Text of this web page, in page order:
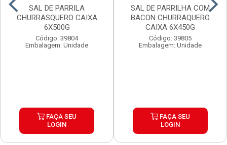
SAL DE PARRILA
CHURRASQUERO CAIXA
6X500G
Código: 39804
Embalagem: Unidade
FAÇA SEU
LOGIN
SAL DE PARRILHA COM
BACON CHURRAQUERO
CAIXA 6X450G
Código: 39805
Embalagem: Unidade
FAÇA SEU
LOGIN